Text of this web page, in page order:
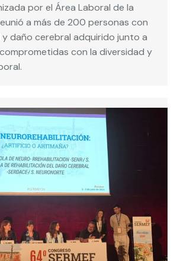
por el Área Laboral de la
a más de 200 personas con
daño cerebral adquirido junto a
con la diversidad y